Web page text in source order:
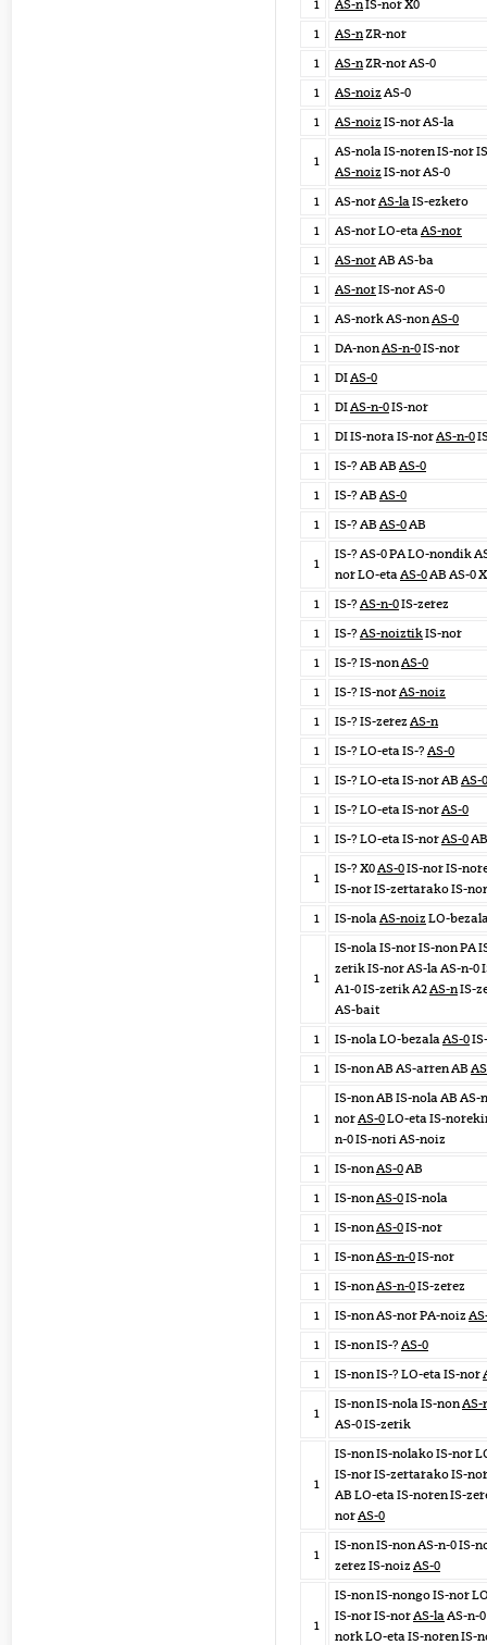
1 AS-nIS-nor X0
1
AS-nZR-nor
1
AS-nZR-nor AS-0
1
AS-noiz AS-0
1
AS-noiz IS-nor AS-la
1
AS-nola IS-noren IS-nor
AS-noiz IS-nor AS-0
1
AS-norAS-laIS-ezkero
1
AS-nor LO-etaAS-nor
1
AS-norAB AS-ba
1
AS-norIS-nor AS-0
1
AS-nork AS-nonAS-0
1
DA-nonAS-n-0IS-nor
1
DIAS-0
1
DIAS-n-0IS-nor
1
DI IS-nora IS-norAS-n-0
1
IS-? AB AB AS-0
1
IS-? AB AS-0
1
IS-? AB AS-0AB
1
IS-? AS-0 PA LO-nondik
nor LO-etaAS-0AB AS-0
1
IS-? AS-n-0IS-zerez
1
IS-? AS-noiztikIS-nor
1
IS-? IS-nonAS-0
1
IS-? IS-norAS-noiz
1
IS-? IS-zerez AS-n
1
IS-? LO-eta IS-? AS-0
1
IS-? LO-eta IS-nor AB AS-0
1
IS-? LO-eta IS-norAS-0
1
IS-? LO-eta IS-norAS-0AB
1
IS-? X0AS-0IS-nor IS-
IS-nor IS-zertarako IS-
1
IS-nolaAS-noiz LO-
1
IS-nola IS-nor IS-non PA
zerik IS-nor AS-la AS-n-0
A1-0 IS-zerik A2AS-nIS-
AS-bait
1
IS-nola LO-bezalaAS-0
1
IS-non AB AS-arren AB
1
IS-non AB IS-nola AB AS-
norAS-0LO-eta IS-
n-0 IS-nori AS-noiz
1
IS-nonAS-0AB
1
IS-nonAS-0IS-nola
1
IS-nonAS-0IS-nor
1
IS-nonAS-n-0IS-nor
1
IS-nonAS-n-0IS-zerez
1
IS-non AS-nor PA-noiz
1
IS-non IS-? AS-0
1
IS-non IS-? LO-eta IS-nor
1
IS-non IS-nola IS-non
AS-0 IS-zerik
1
IS-non IS-nolako IS-nor
IS-nor IS-zertarako IS-
AB LO-eta IS-noren IS-
norAS-0
1
IS-non IS-non AS-n-0 IS-
zerez IS-noiz AS-0
1
IS-non IS-nongo IS-nor
IS-nor IS-norAS-laAS-n-
nork LO-eta IS-noren IS-